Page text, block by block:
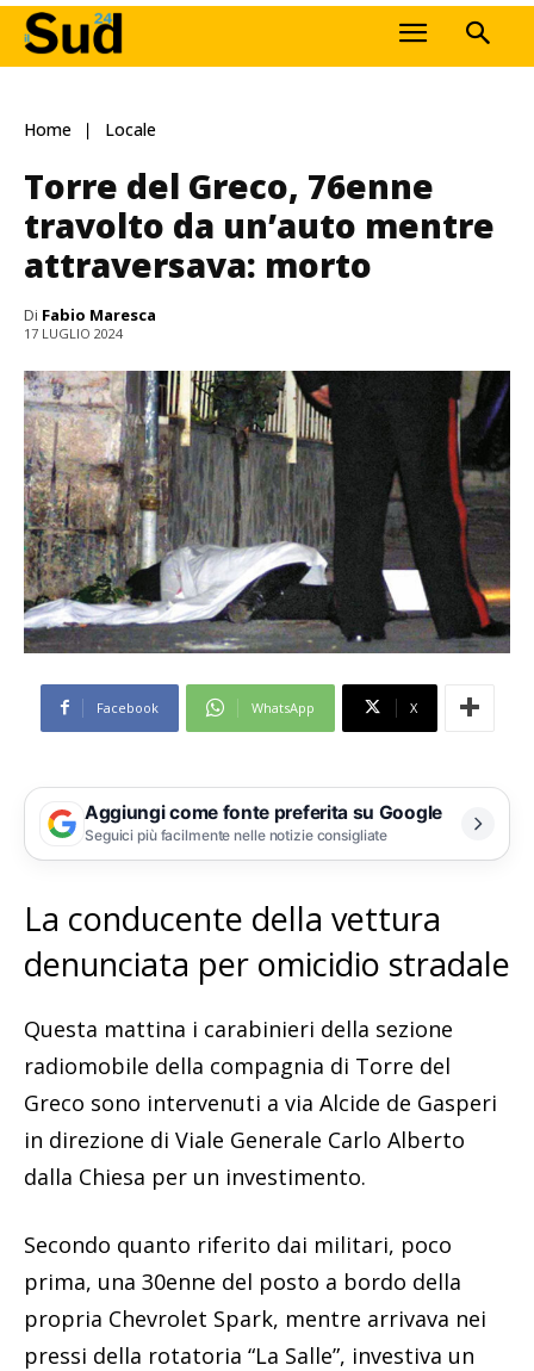
Home Locale
Torre del Greco, 76enne
travolto da un’auto mentre
attraversava: morto
Di Fabio Maresca
17 LUGLIO 2024
Facebook WhatsApp X
Aggiungi come fonte preferita su Google
Seguici più facilmente nelle notizie consigliate
La conducente della vettura
denunciata per omicidio stradale
Questa mattina i carabinieri della sezione
radiomobile della compagnia di Torre del
Greco sono intervenuti a via Alcide de Gasperi
in direzione di Viale Generale Carlo Alberto
dalla Chiesa per un investimento.
Secondo quanto riferito dai militari, poco
prima, una 30enne del posto a bordo della
propria Chevrolet Spark, mentre arrivava nei
pressi della rotatoria “La Salle”, investiva un